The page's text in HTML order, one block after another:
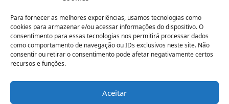
Para fornecer as melhores experiências, usamos tecnologias como
cookies para armazenar e/ou acessar informações do dispositivo. O
consentimento para essas tecnologias nos permitirá processar dados
como comportamento de navegação ou IDs exclusivos neste site. Não
consentir ou retirar o consentimento pode afetar negativamente certos
recursos e funções.
Aceitar
Centro – Mogi das Cruzes – SP
CEP: 08710-020
(11) 4799-7788
TWITTER